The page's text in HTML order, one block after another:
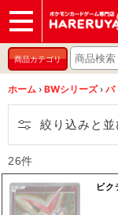
ショップ
店頭買取
店舗
イベント
商品カテゴリ
ホーム › BWシリーズ › バ
絞り込みと並
26件
ビク